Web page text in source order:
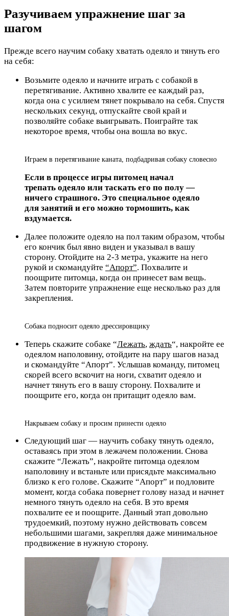
Разучиваем упражнение шаг за
шагом
Прежде всего научим собаку хватать одеяло и тянуть его
на себя:
Возьмите одеяло и начните играть с собакой в
перетягивание. Активно хвалите ее каждый раз,
когда она с усилием тянет покрывало на себя. Спустя
нескольких секунд, отпускайте свой край и
позволяйте собаке выигрывать. Поиграйте так
некоторое время, чтобы она вошла во вкус.
Играем в перетягивание каната, подбадривая собаку словесно
Если в процессе игры питомец начал
трепать одеяло или таскать его по полу —
ничего страшного. Это специальное одеяло
для занятий и его можно тормошить, как
вздумается.
Далее положите одеяло на пол таким образом, чтобы
его кончик был явно виден и указывал в вашу
сторону. Отойдите на 2-3 метра, укажите на него
рукой и скомандуйте “Апорт”. Похвалите и
поощрите питомца, когда он принесет вам вещь.
Затем повторите упражнение еще несколько раз для
закрепления.
Собака подносит одеяло дрессировщику
Теперь скажите собаке “Лежать, ждать“, накройте ее
одеялом наполовину, отойдите на пару шагов назад
и скомандуйте “Апорт”. Услышав команду, питомец
скорей всего вскочит на ноги, схватит одеяло и
начнет тянуть его в вашу сторону. Похвалите и
поощрите его, когда он притащит одеяло вам.
Накрываем собаку и просим принести одеяло
Следующий шаг — научить собаку тянуть одеяло,
оставаясь при этом в лежачем положении. Снова
скажите “Лежать”, накройте питомца одеялом
наполовину и встаньте или присядьте максимально
близко к его голове. Скажите “Апорт” и подловите
момент, когда собака повернет голову назад и начнет
немного тянуть одеяло на себя. В это время
похвалите ее и поощрите. Данный этап довольно
трудоемкий, поэтому нужно действовать совсем
небольшими шагами, закрепляя даже минимальное
продвижение в нужную сторону.